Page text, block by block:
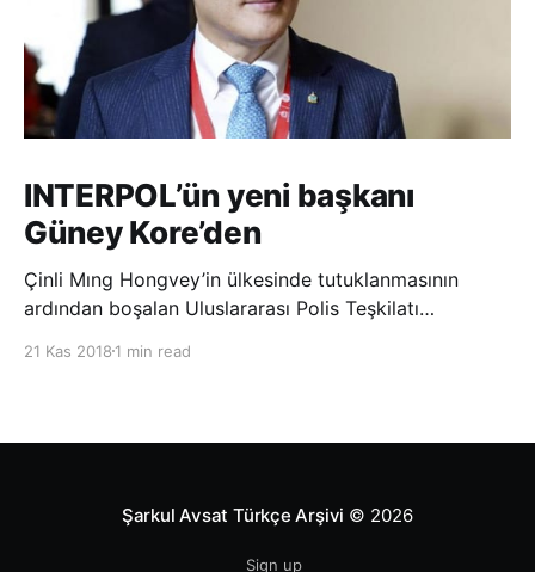
INTERPOL’ün yeni başkanı
Güney Kore’den
Çinli Mıng Hongvey’in ülkesinde tutuklanmasının
ardından boşalan Uluslararası Polis Teşkilatı
seçildi. INTERPOL Genel Kurulu’nun Dubai’deki
21 Kas 2018 1 min read
Şarkul Avsat Türkçe Arşivi © 2026
Sign up